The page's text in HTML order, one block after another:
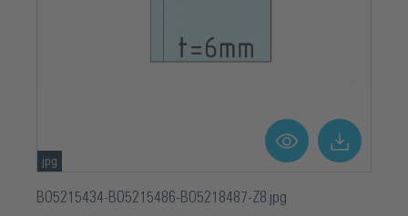
jpg
BO5215434-BO5215486-BO5218487-Z8.jpg